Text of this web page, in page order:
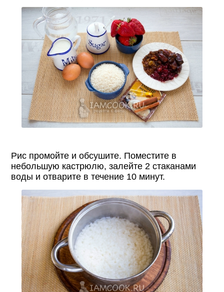
Рис промойте и обсушите. Поместите в
небольшую кастрюлю, залейте 2 стаканами
воды и отварите в течение 10 минут.